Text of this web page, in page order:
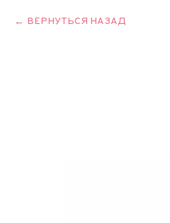
ВЕРНУТЬСЯ НАЗАД